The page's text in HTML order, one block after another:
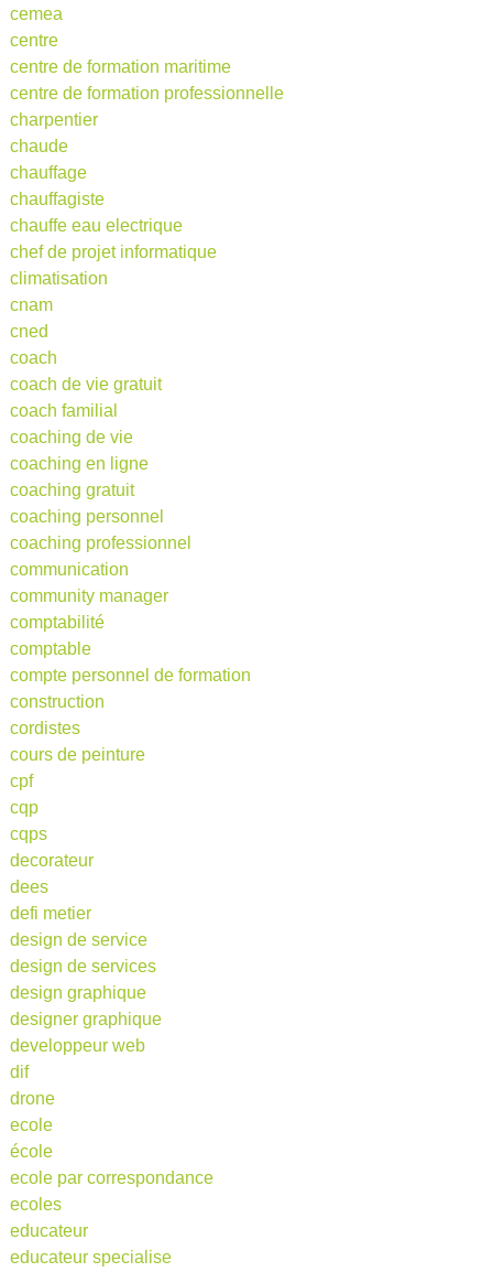
cemea
centre
centre de formation maritime
centre de formation professionnelle
charpentier
chaude
chauffage
chauffagiste
chauffe eau electrique
chef de projet informatique
climatisation
cnam
cned
coach
coach de vie gratuit
coach familial
coaching de vie
coaching en ligne
coaching gratuit
coaching personnel
coaching professionnel
communication
community manager
comptabilité
comptable
compte personnel de formation
construction
cordistes
cours de peinture
cpf
cqp
cqps
decorateur
dees
defi metier
design de service
design de services
design graphique
designer graphique
developpeur web
dif
drone
ecole
école
ecole par correspondance
ecoles
educateur
educateur specialise